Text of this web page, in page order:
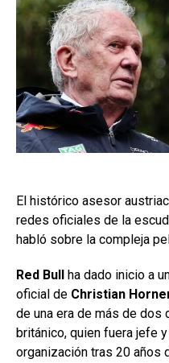
El histórico asesor
redes oficiales de la
habló sobre la compleja
Red Bull ha dado inicio a
oficial de Christian
de una era de más de dos
británico, quien fuera jefe
organización tras 20 años